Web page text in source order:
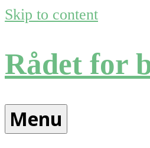
Skip to content
Rådet for
Menu